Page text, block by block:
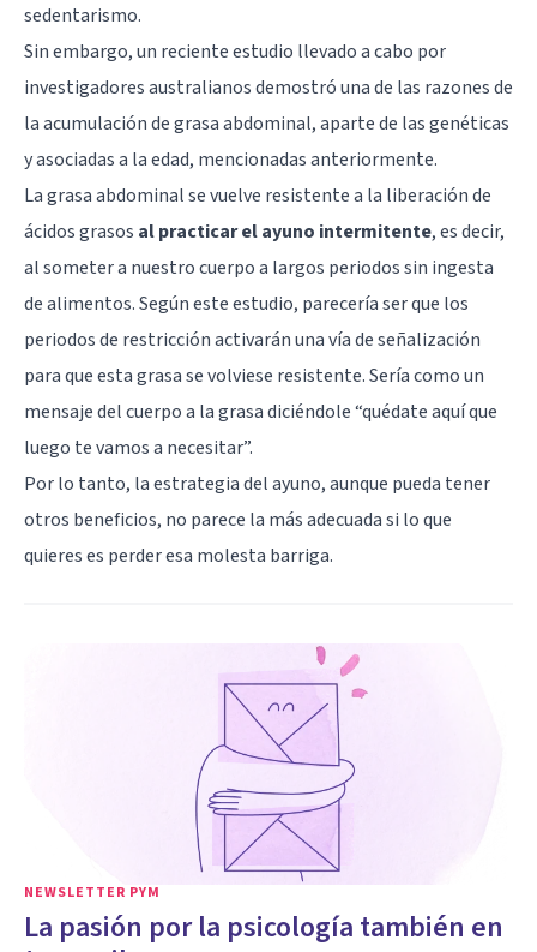
sedentarismo.
Sin embargo, un reciente estudio llevado a cabo por
investigadores australianos demostró una de las razones de
la acumulación de grasa abdominal, aparte de las genéticas
y asociadas a la edad, mencionadas anteriormente.
La grasa abdominal se vuelve resistente a la liberación de
ácidos grasos al practicar el ayuno intermitente, es decir,
al someter a nuestro cuerpo a largos periodos sin ingesta
de alimentos. Según este estudio, parecería ser que los
periodos de restricción activarán una vía de señalización
para que esta grasa se volviese resistente. Sería como un
mensaje del cuerpo a la grasa diciéndole “quédate aquí que
luego te vamos a necesitar”.
Por lo tanto, la estrategia del ayuno, aunque pueda tener
otros beneficios, no parece la más adecuada si lo que
quieres es perder esa molesta barriga.
NEWSLETTER PYM
La pasión por la psicología también en